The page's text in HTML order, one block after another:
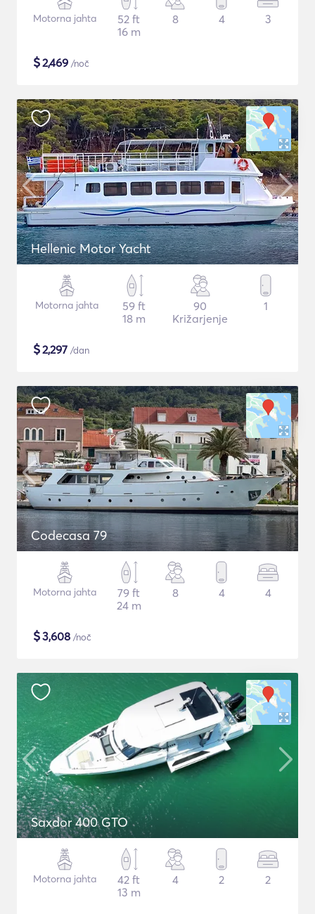
Motorna jahta
52 ft
16 m
8 4 3
$2,469 /noč
Hellenic Motor Yacht
Motorna jahta
59 ft
18 m
90
Križarjenje
1
$2,297 /dan
Codecasa 79
Motorna jahta
79 ft
24 m
8 4 4
$3,608 /noč
Saxdor 400 GTO
Motorna jahta
42 ft
13 m
4 2 2